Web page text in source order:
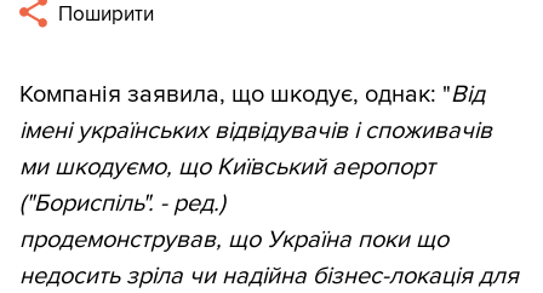
Поширити
Компанія заявила, що шкодує, однак: "Від
імені українських відвідувачів і споживачів
ми шкодуємо, що Київський аеропорт
("Бориспіль". - ред.)
продемонстрував, що Україна поки що
недосить зріла чи надійна бізнес-локація для